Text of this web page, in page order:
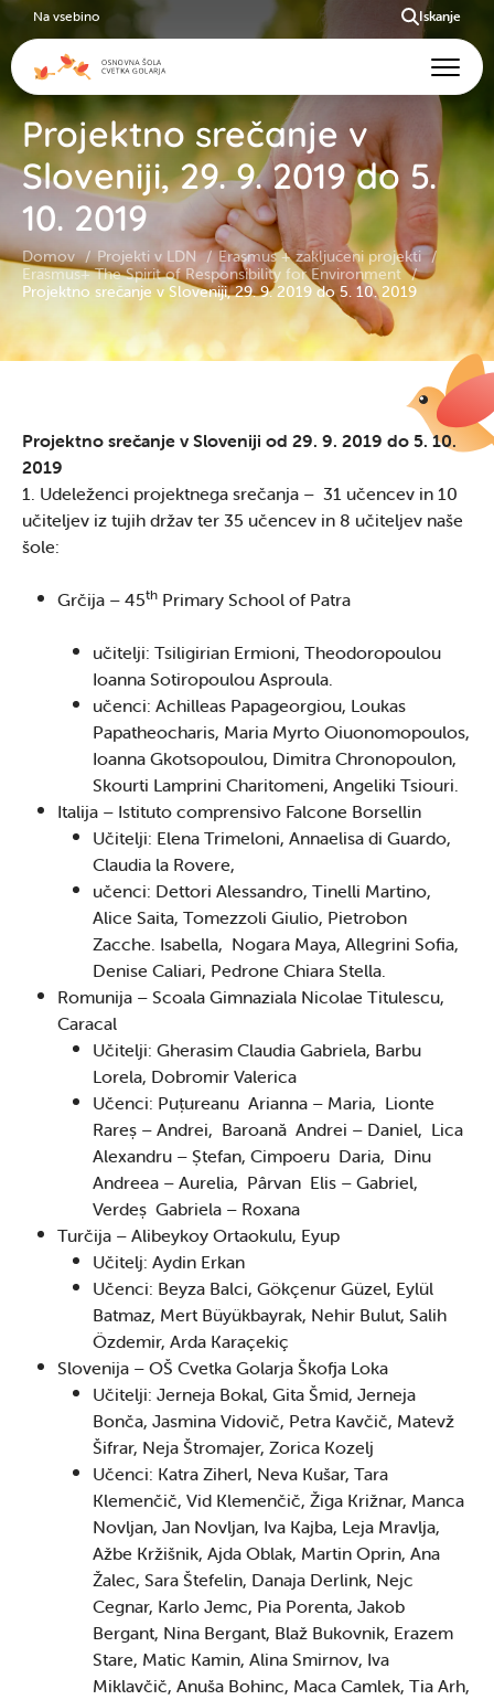
Projektno srečanje v
Sloveniji, 29. 9. 2019 do 5.
10. 2019
Domov Projekti v LDN
Erasmus + zaključeni projekti
Erasmus+ The Spirit of Responsibility for Environment
Projektno srečanje v Sloveniji, 29. 9. 2019 do 5. 10. 2019
Projektno srečanje v Sloveniji od 29. 9. 2019 do 5. 10.
2019
1. Udeleženci projektnega srečanja – 31 učencev in 10
učiteljev iz tujih držav ter 35 učencev in 8 učiteljev naše
šole:
Grčija – 45th Primary School of Patra
učitelji: Tsiligirian Ermioni, Theodoropoulou
Ioanna Sotiropoulou Asproula.
učenci: Achilleas Papageorgiou, Loukas
Papatheocharis, Maria Myrto Oiuonomopoulos,
Ioanna Gkotsopoulou, Dimitra Chronopoulon,
Skourti Lamprini Charitomeni, Angeliki Tsiouri.
Italija – Istituto comprensivo Falcone Borsellin
Učitelji: Elena Trimeloni, Annaelisa di Guardo,
Claudia la Rovere,
učenci: Dettori Alessandro, Tinelli Martino,
Alice Saita, Tomezzoli Giulio, Pietrobon
Zacche. Isabella, Nogara Maya, Allegrini Sofia,
Denise Caliari, Pedrone Chiara Stella.
Romunija – Scoala Gimnaziala Nicolae Titulescu,
Caracal
Učitelji: Gherasim Claudia Gabriela, Barbu
Lorela, Dobromir Valerica
Učenci: Puțureanu Arianna – Maria, Lionte
Rareș – Andrei, Baroană Andrei – Daniel, Lica
Alexandru – Ștefan, Cimpoeru Daria, Dinu
Andreea – Aurelia, Pârvan Elis – Gabriel,
Verdeș Gabriela – Roxana
Turčija – Alibeykoy Ortaokulu, Eyup
Učitelj: Aydin Erkan
Učenci: Beyza Balci, Gökçenur Güzel, Eylül
Batmaz, Mert Büyükbayrak, Nehir Bulut, Salih
Özdemir, Arda Karaçekiç
Slovenija – OŠ Cvetka Golarja Škofja Loka
Učitelji: Jerneja Bokal, Gita Šmid, Jerneja
Bonča, Jasmina Vidovič, Petra Kavčič, Matevž
Šifrar, Neja Štromajer, Zorica Kozelj
Učenci: Katra Ziherl, Neva Kušar, Tara
Klemenčič, Vid Klemenčič, Žiga Križnar, Manca
Novljan, Jan Novljan, Iva Kajba, Leja Mravlja,
Ažbe Kržišnik, Ajda Oblak, Martin Oprin, Ana
Žalec, Sara Štefelin, Danaja Derlink, Nejc
Cegnar, Karlo Jemc, Pia Porenta, Jakob
Bergant, Nina Bergant, Blaž Bukovnik, Erazem
Stare, Matic Kamin, Alina Smirnov, Iva
Miklavčič, Anuša Bohinc, Maca Camlek, Tia Arh,
Na vsebino Iskanje